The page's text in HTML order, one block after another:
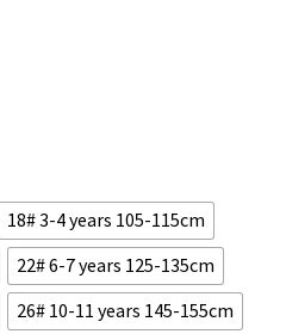
18# 3-4 years 105-115cm
22# 6-7 years 125-135cm
26# 10-11 years 145-155cm